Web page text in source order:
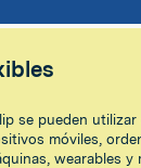
se pueden
móviles,
wearables y